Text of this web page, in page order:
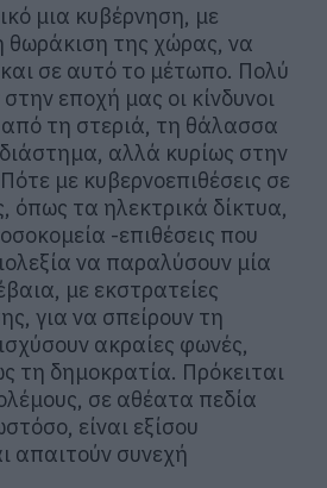
μια κυβέρνηση, με
θωράκιση της χώρας, να
σε αυτό το μέτωπο. Πολύ
εποχή μας οι κίνδυνοι
τη στεριά, τη θάλασσα
αλλά κυρίως στην
με κυβερνοεπιθέσεις σε
όπως τα ηλεκτρικά δίκτυα,
-επιθέσεις που
να παραλύσουν μία
με εκστρατείες
για να σπείρουν τη
ακραίες φωνές,
τη δημοκρατία. Πρόκειται
σε αθέατα πεδία
είναι εξίσου
απαιτούν συνεχή